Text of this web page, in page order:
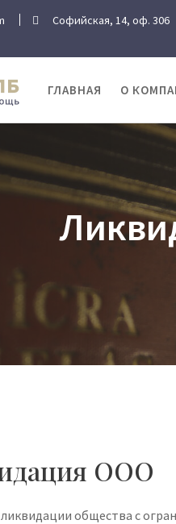
Софийская, 14, оф. 306
ГЛАВНАЯ О
ООО
общества с